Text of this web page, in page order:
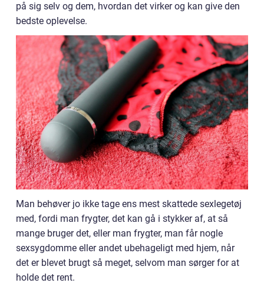
på sig selv og dem, hvordan det virker og kan give den
bedste oplevelse.
Man behøver jo ikke tage ens mest skattede sexlegetøj
med, fordi man frygter, det kan gå i stykker af, at så
mange bruger det, eller man frygter, man får nogle
sexsygdomme eller andet ubehageligt med hjem, når
det er blevet brugt så meget, selvom man sørger for at
holde det rent.